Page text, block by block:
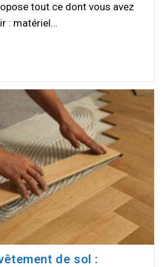
tout ce dont vous avez
: matériel…
de sol :